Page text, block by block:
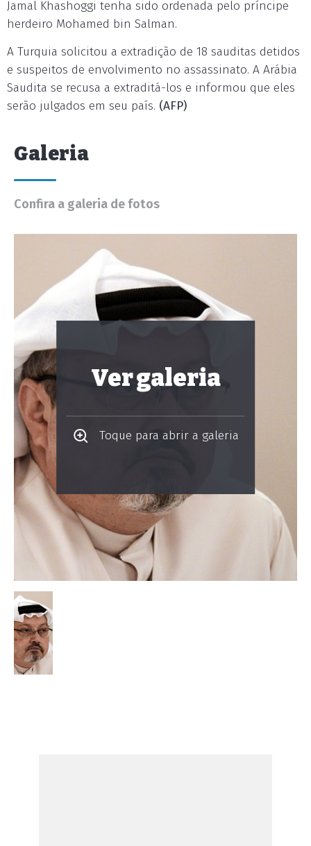
Jamal Khashoggi tenha sido ordenada pelo príncipe
herdeiro Mohamed bin Salman.
A Turquia solicitou a extradição de 18 sauditas detidos
e suspeitos de envolvimento no assassinato. A Arábia
Saudita se recusa a extraditá-los e informou que eles
serão julgados em seu país. (AFP)
Galeria
Confira a galeria de fotos
Ver galeria
Toque para abrir a galeria